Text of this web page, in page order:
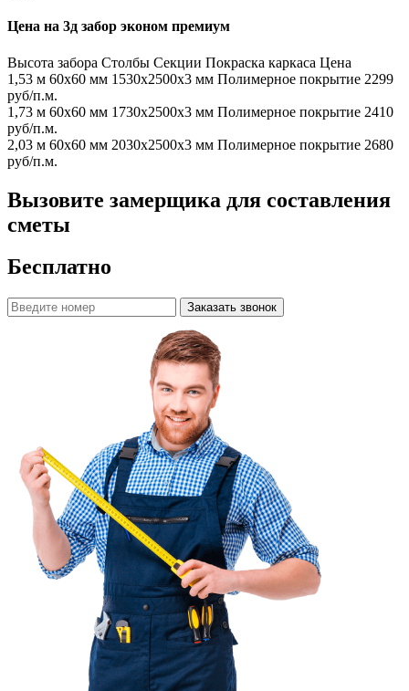
Цена на 3д забор эконом премиум
Высота забора Столбы Секции Покраска каркаса Цена
1,53 м 60х60 мм 1530x2500x3 мм Полимерное покрытие 2299
руб/п.м.
1,73 м 60х60 мм 1730x2500x3 мм Полимерное покрытие 2410
руб/п.м.
2,03 м 60х60 мм 2030x2500x3 мм Полимерное покрытие 2680
руб/п.м.
Вызовите замерщика для составления
сметы
Бесплатно
Заказать звонок